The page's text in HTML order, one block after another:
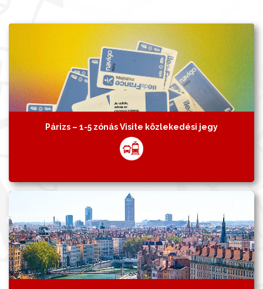
Párizs – 1-5 zónás Visite közlekedési jegy